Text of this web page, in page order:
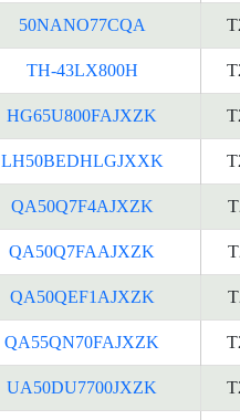
50NANO77CQA
TH-43LX800H
HG65U800FAJXZK
LH50BEDHLGJXXK
QA50Q7F4AJXZK
QA50Q7FAAJXZK
QA50QEF1AJXZK
QA55QN70FAJXZK
UA50DU7700JXZK